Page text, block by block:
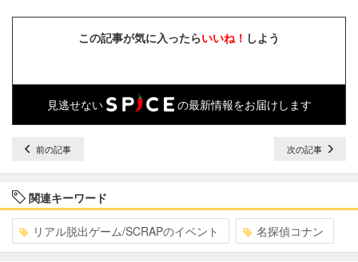
この記事が気に入ったらいいね！ しよう
見逃せない の最新情報をお届けします
前の記事 次の記事
関連キーワード
リアル脱出ゲーム/SCRAPのイベント 名探偵コナン